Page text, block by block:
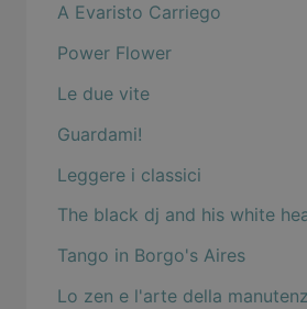
A Evaristo Carriego
Power Flower
Le due vite
Guardami!
Leggere i classici
The black dj and his white
Tango in Borgo's Aires
Lo zen e l'arte della